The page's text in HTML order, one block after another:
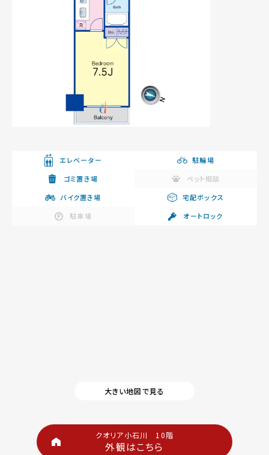
エレベーター
駐輪場
ゴミ置き場
ペット相談
バイク置き場
宅配ボックス
駐車場
オートロック
大きい地図で見る
クオリア小石川 10階
外観はこちら